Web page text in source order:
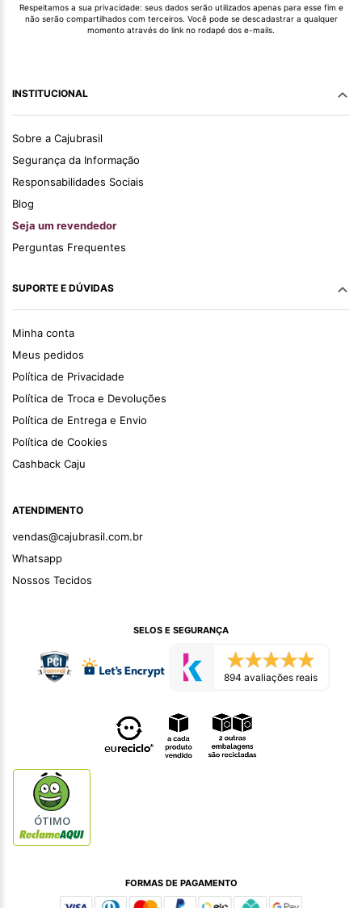
Respeitamos a sua privacidade: seus dados serão utilizados apenas para esse fim e
não serão compartilhados com terceiros. Você pode se descadastrar a qualquer
momento através do link no rodapé dos e-mails.
INSTITUCIONAL
Sobre a Cajubrasil
Segurança da Informação
Responsabilidades Sociais
Blog
Seja um revendedor
Perguntas Frequentes
SUPORTE E DÚVIDAS
Minha conta
Meus pedidos
Política de Privacidade
Política de Troca e Devoluções
Política de Entrega e Envio
Política de Cookies
Cashback Caju
ATENDIMENTO
vendas@cajubrasil.com.br
Whatsapp
Nossos Tecidos
SELOS E SEGURANÇA
894 avaliações reais
ÓTIMO
FORMAS DE PAGAMENTO